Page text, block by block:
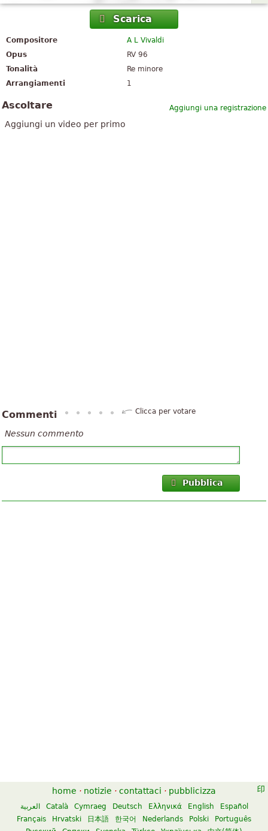
Scarica
Compositore
A L Vivaldi
Opus
RV 96
Tonalità
Re minore
Arrangiamenti
1
Aggiungi una registrazione
Ascoltare
Aggiungi un video per primo
Commenti Clicca per votare
Nessun commento
Pubblica
home · notizie · contattaci · pubblicizza
العربية Català Cymraeg Deutsch Ελληνικά English
Español
Français
Hrvatski 日本語 한국어 Nederlands Polski
Português